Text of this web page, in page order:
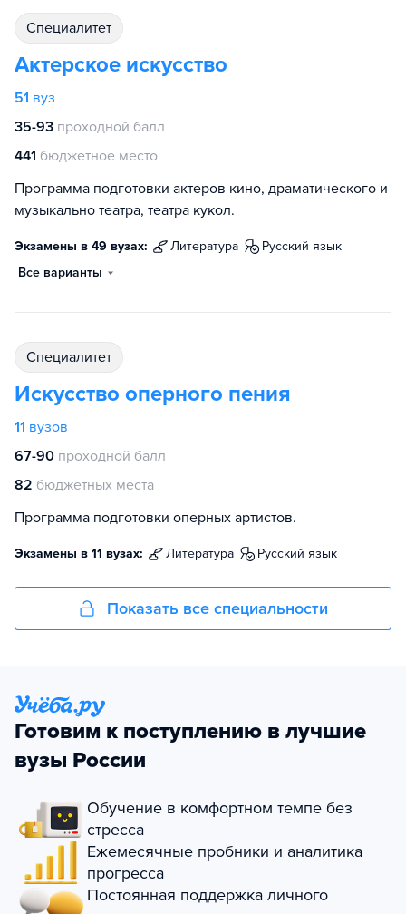
специалитет
Актерское искусство
51 вуз
35-93 проходной балл
441 бюджетное место
Программа подготовки актеров кино, драматического и
музыкально театра, театра кукол.
Экзамены в 49 вузах: литература
русский язык
Все варианты
специалитет
Искусство оперного пения
11 вузов
67-90 проходной балл
82 бюджетных места
Программа подготовки оперных артистов.
Экзамены в 11 вузах: литература русский язык
Показать все специальности
Готовим к поступлению в лучшие
вузы России
Обучение в комфортном темпе без
стресса
Ежемесячные пробники и аналитика
прогресса
Постоянная поддержка личного